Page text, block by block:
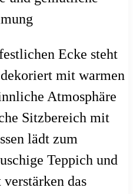
Ecke steht
mit warmen
Atmosphäre
Sitzbereich mit
lädt zum
Teppich und
das